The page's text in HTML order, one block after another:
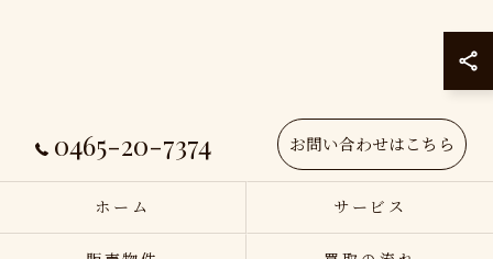
0465-20-7374 お問い合わせはこちら
ホーム サービス